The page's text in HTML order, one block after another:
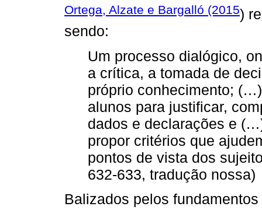
Ortega, Alzate e Bargalló (2015)
sendo:
Um processo dialógico,
a crítica, a tomada de
próprio conhecimento;
alunos para justificar,
dados e declarações e
propor critérios que
pontos de vista dos
632-633, tradução nossa)
Balizados pelos